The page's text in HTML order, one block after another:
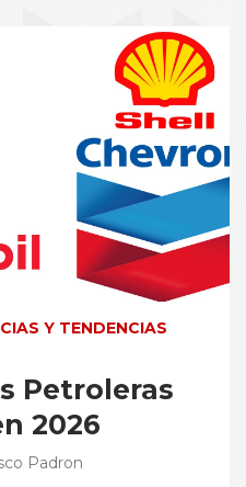
Y TENDENCIAS
Petroleras
2026
Padron